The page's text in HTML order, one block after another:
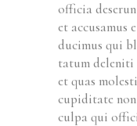
officia
et accusamus
ducimus qui
tatum deleniti
et quas
cupiditate
culpa qui